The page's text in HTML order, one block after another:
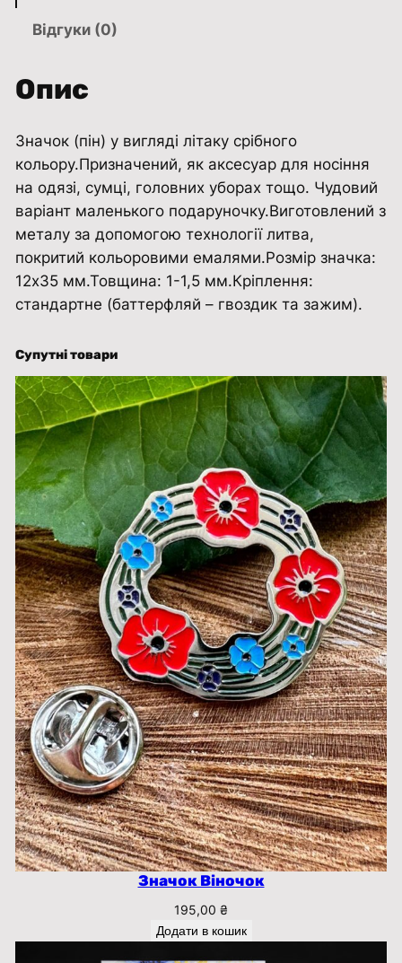
і
а
к
к
і
л
ь
к
і
т
ь
Відгуки (0)
Опис
Значок (пін) у вигляді літаку срібного
кольору.Призначений, як аксесуар для носіння
на одязі, сумці, головних уборах тощо. Чудовий
варіант маленького подаруночку.Виготовлений з
металу за допомогою технології литва,
покритий кольоровими емалями.Розмір значка:
12х35 мм.Товщина: 1-1,5 мм.​​​​​​​Кріплення:
стандартне (баттерфляй – гвоздик та зажим).
Супутні товари
Значок Віночок
195,00 ₴
Додати в кошик